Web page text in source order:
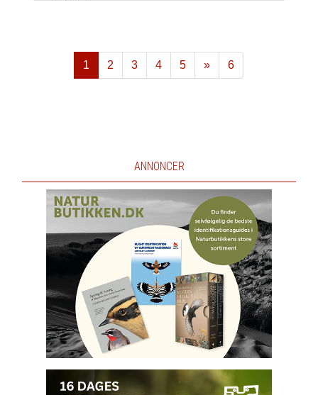
1 2 3 4 5
»
Næste
6
ANNONCER